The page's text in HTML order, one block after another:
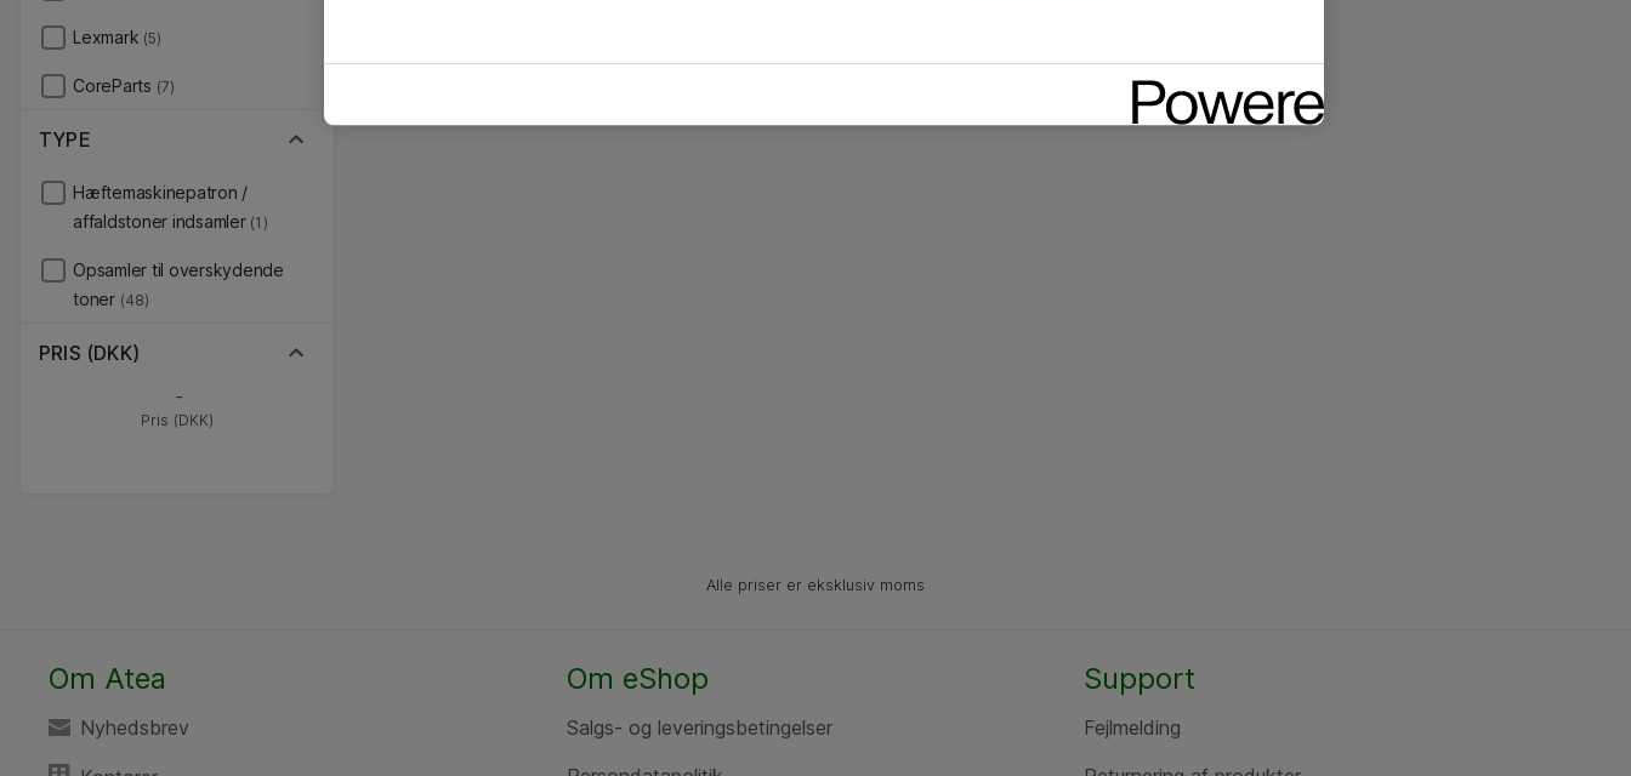
Lexmark (5)
CoreParts (7)
TYPE
Hæftemaskinepatron /
affaldstoner indsamler (1)
Opsamler til overskydende
toner (48)
PRIS (DKK)
-
Pris (DKK)
Alle priser er eksklusiv moms
Om Atea
Nyhedsbrev
Om eShop
Salgs- og leveringsbetingelser
Support
Fejlmelding